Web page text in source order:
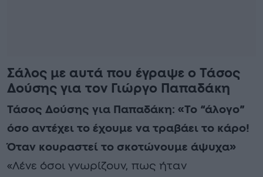
Σάλος με αυτά που έγραψε ο Τάσος
Δούσης για τον Γιώργο Παπαδάκη
Τάσος Δούσης για Παπαδάκη: «Το “άλογο”
όσο αντέχει το έχουμε να τραβάει το κάρο!
Όταν κουραστεί το σκοτώνουμε άψυχα»
«Λένε όσοι γνωρίζουν, πως ήταν